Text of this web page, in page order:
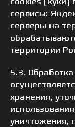
сервисы:
серверы на
территории
5.3.
хранения,
уничтожения,